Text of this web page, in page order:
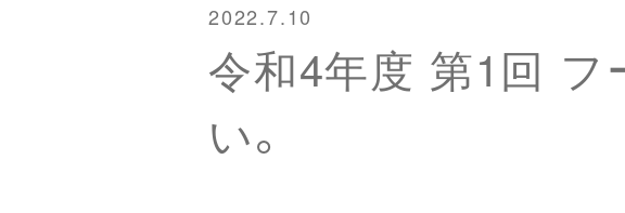
2022.7.10
令和4年度 第1回 フ
い。